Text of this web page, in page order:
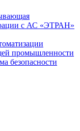
с АС «ЭТРАН»
промышленности
безопасности